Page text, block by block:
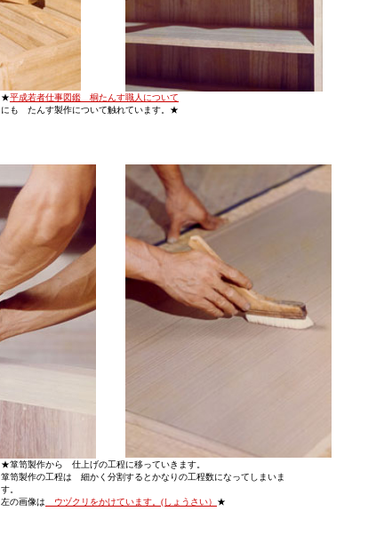
★平成若者仕事図鑑 桐たんす職人について
にも たんす製作について触れています。★
★箪笥製作から 仕上げの工程に移っていきます。
箪笥製作の工程は 細かく分割するとかなりの工程数になってしまいま
す。
左の画像は ウヅクリをかけています。(しょうさい） ★